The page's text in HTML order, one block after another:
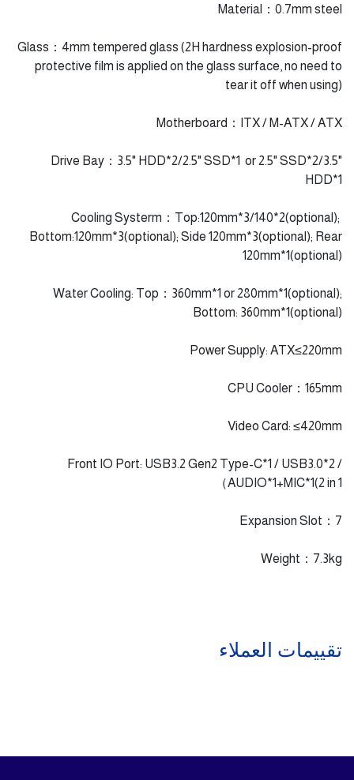
Material：0.7mm steel
Glass：4mm tempered glass (2H hardness explosion-proof
protective film is applied on the glass surface, no need to
tear it off when using)
Motherboard：ITX / M-ATX / ATX
Drive Bay：3.5" HDD*2/2.5" SSD*1 or 2.5" SSD*2/3.5"
HDD*1
Cooling Systerm：Top:120mm*3/140*2(optional);
Bottom:120mm*3(optional); Side 120mm*3(optional); Rear
120mm*1(optional)
Water Cooling: Top：360mm*1 or 280mm*1(optional);
Bottom: 360mm*1(optional)
Power Supply: ATX≤220mm
CPU Cooler：165mm
Video Card: ≤420mm
Front IO Port: USB3.2 Gen2 Type-C*1 / USB3.0*2 /
AUDIO*1+MIC*1(2 in 1）
Expansion Slot：7
Weight：7.3kg
تقييمات العملاء